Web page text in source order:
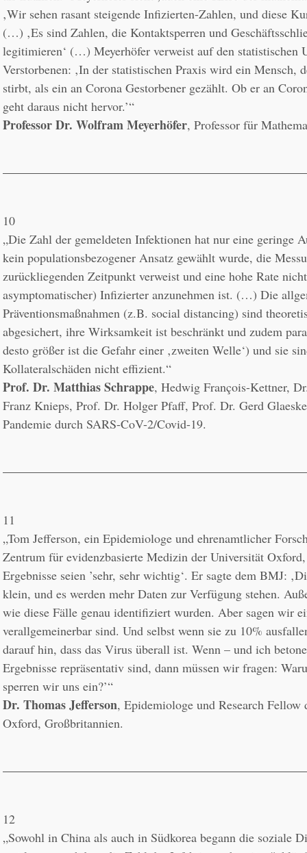
‚Wir sehen rasant steigende Infizierten-Zahlen, und diese
(…) ‚Es sind Zahlen, die Kontaktsperren und
legitimieren‘ (…) Meyerhöfer verweist auf den statistischen
Verstorbenen: ‚In der statistischen Praxis wird ein Mensch,
stirbt, als ein an Corona Gestorbener gezählt. Ob er an
Professor Dr. Wolfram Meyerhöfer, Professor für
10
„Die Zahl der gemeldeten Infektionen hat nur eine geringe
kein populationsbezogener Ansatz gewählt wurde, die
zurückliegenden Zeitpunkt verweist und eine hohe Rate
asymptomatischer) Infizierter anzunehmen ist. (…) Die
Präventionsmaßnahmen (z.B. social distancing) sind
abgesichert, ihre Wirksamkeit ist beschränkt und zudem
desto größer ist die Gefahr einer ‚zweiten Welle‘) und sie
Prof. Dr. Matthias Schrappe, Hedwig François-Kettner,
Franz Knieps, Prof. Dr. Holger Pfaff, Prof. Dr. Gerd
Pandemie durch SARS-CoV-2/Covid-19.
11
„Tom Jefferson, ein Epidemiologe und ehrenamtlicher
Zentrum für evidenzbasierte Medizin der Universität
Ergebnisse seien ’sehr, sehr wichtig‘. Er sagte dem BMJ:
klein, und es werden mehr Daten zur Verfügung stehen.
wie diese Fälle genau identifiziert wurden. Aber sagen wir
verallgemeinerbar sind. Und selbst wenn sie zu 10%
darauf hin, dass das Virus überall ist. Wenn – und ich
Ergebnisse repräsentativ sind, dann müssen wir fragen:
Dr. Thomas Jefferson, Epidemiologe und Research
Oxford, Großbritannien.
12
„Sowohl in China als auch in Südkorea begann die soziale